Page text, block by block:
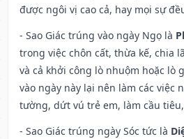
được ngôi vị cao cả, hay mọi sự
- Sao Giác trúng vào ngày Ngọ là
trong việc chôn cất, thừa kế, chia
và cả khởi công lò nhuộm hoặc lò
vào ngày này lại nên làm các việc
tường, dứt vú trẻ em, làm cầu
- Sao Giác trúng ngày Sóc tức là